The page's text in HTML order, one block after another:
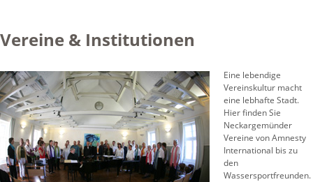
Vereine & Institutionen
Eine lebendige
Vereinskultur macht
eine lebhafte Stadt.
Hier finden Sie
Neckargemünder
Vereine von Amnesty
International bis zu
den
Wassersportfreunden.